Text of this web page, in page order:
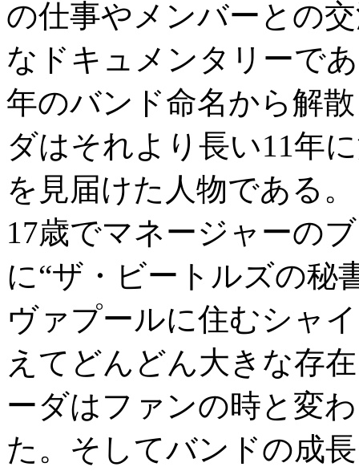
の仕事やメンバーとの
なドキュメンタリーで
年のバンド命名から解
ダはそれより長い11年
を見届けた人物である。
17歳でマネージャーの
に“ザ・ビートルズの秘
ヴァプールに住むシャ
えてどんどん大きな存
ーダはファンの時と変
た。そしてバンドの成